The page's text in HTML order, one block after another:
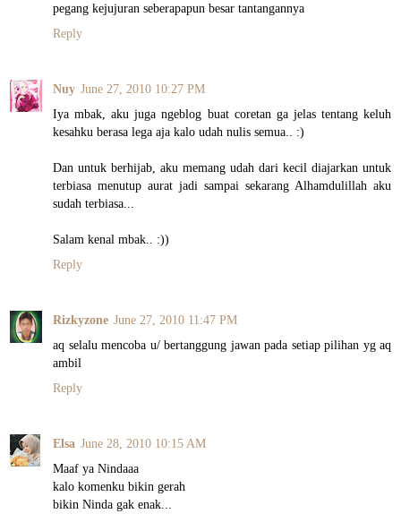
pegang kejujuran seberapapun besar tantangannya
Reply
Nuy June 27, 2010 10:27 PM
Iya mbak, aku juga ngeblog buat coretan ga jelas tentang keluh
kesahku berasa lega aja kalo udah nulis semua.. :)
Dan untuk berhijab, aku memang udah dari kecil diajarkan untuk
terbiasa menutup aurat jadi sampai sekarang Alhamdulillah aku
sudah terbiasa...
Salam kenal mbak.. :))
Reply
Rizkyzone June 27, 2010 11:47 PM
aq selalu mencoba u/ bertanggung jawan pada setiap pilihan yg aq
ambil
Reply
Elsa June 28, 2010 10:15 AM
Maaf ya Nindaaa
kalo komenku bikin gerah
bikin Ninda gak enak...